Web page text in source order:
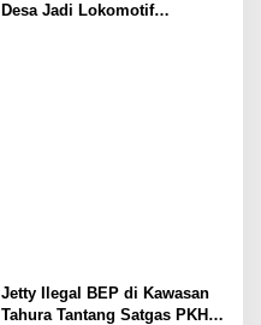
Desa Jadi Lokomotif
Jetty Ilegal BEP di Kawasan
Tahura Tantang Satgas PKH,